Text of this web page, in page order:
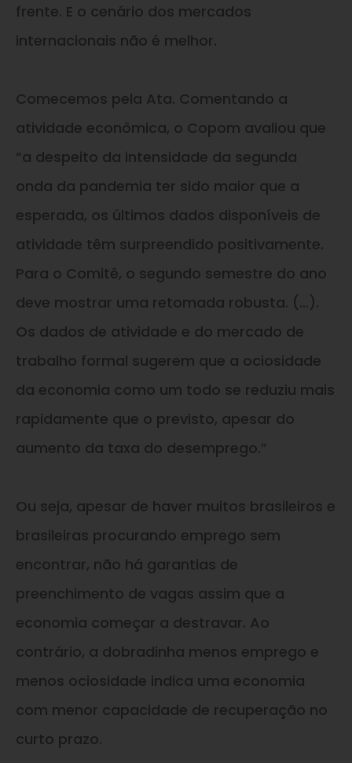
frente. E o cenário dos mercados
internacionais não é melhor.
Comecemos pela Ata. Comentando a
atividade econômica, o Copom avaliou que
“a despeito da intensidade da segunda
onda da pandemia ter sido maior que a
esperada, os últimos dados disponíveis de
atividade têm surpreendido positivamente.
Para o Comitê, o segundo semestre do ano
deve mostrar uma retomada robusta. (…).
Os dados de atividade e do mercado de
trabalho formal sugerem que a ociosidade
da economia como um todo se reduziu mais
rapidamente que o previsto, apesar do
aumento da taxa do desemprego.”
Ou seja, apesar de haver muitos brasileiros e
brasileiras procurando emprego sem
encontrar, não há garantias de
preenchimento de vagas assim que a
economia começar a destravar. Ao
contrário, a dobradinha menos emprego e
menos ociosidade indica uma economia
com menor capacidade de recuperação no
curto prazo.